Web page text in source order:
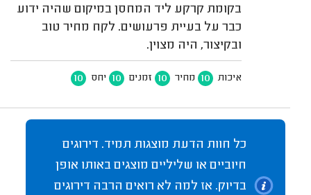
בקומת קרקע ליד המחסן במיקום שהיה ידוע
כבר על בעיית פרעושים. לקח מחיר טוב
ובקיצור, היה מצוין.
איכות 10 מחיר 10 זמנים 10 יחס 10
כל חוות הדעת מוצגות תמיד. דירוגים
חיוביים או שליליים מוצגים באותו אופן
בדיוק. אז למה לא רואים הרבה דירוגים